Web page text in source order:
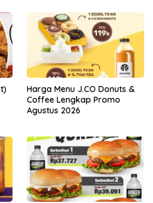
Harga Menu J.CO Donuts &
Coffee Lengkap Promo
Agustus 2026